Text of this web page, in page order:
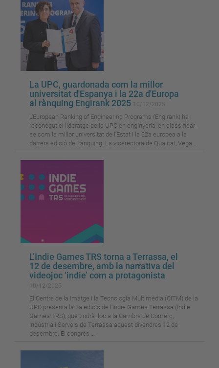
La UPC, guardonada com la millor
universitat d'Espanya i la 22a d'Europa
al rànquing Engirank 2025
L'European Ranking of Engineering Programs (Engirank) ha
reconegut el lideratge de la UPC en enginyeria, en classificar-
se com la millor universitat de l'Estat i la 22a europea a la
darrera edició del rànquing. La vicerectora de Qualitat, Vega...
L’Indie Games TRS torna a Terrassa, el
12 de desembre, amb la narrativa del
videojoc ‘indie’ com a protagonista
El Centre de la Imatge i la Tecnologia Multimèdia (CITM) de la
UPC presenta la 3a edició de l’Indie Games Terrassa (Indie
Games TRS), que tindrà lloc a la Cambra de Comerç,
Indústria i Serveis de Terrassa aquest divendres 12 de
desembre. El congrés,...